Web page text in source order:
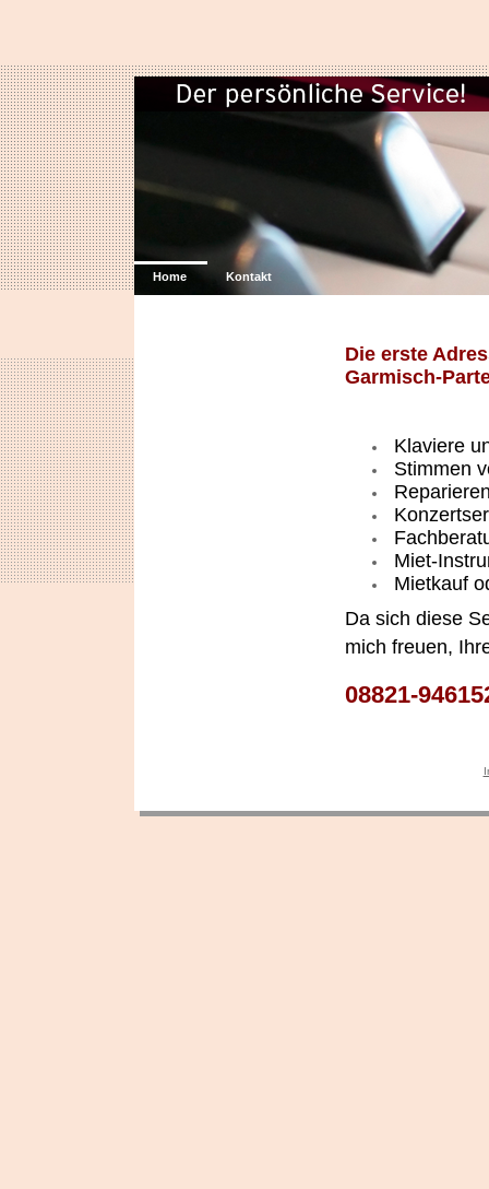
Home Kontakt
Die erste
Garmisch-
Klaviere
Stimmen
Miet-
Mietkauf
Da sich diese
mich freuen,
08821-